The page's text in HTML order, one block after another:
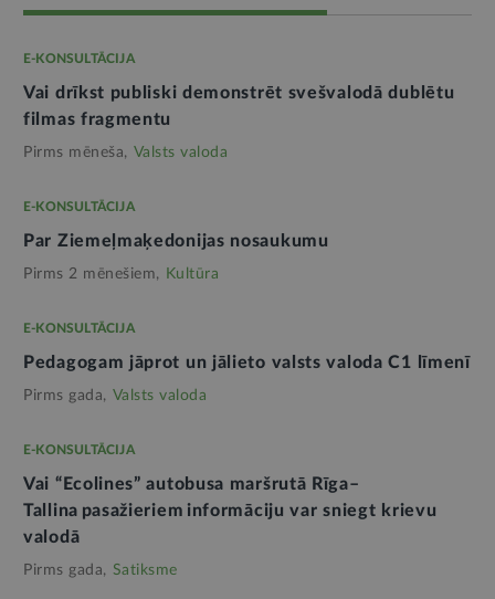
E-KONSULTĀCIJA
Vai drīkst publiski demonstrēt svešvalodā dublētu
filmas fragmentu
Pirms mēneša, Valsts valoda
E-KONSULTĀCIJA
Par Ziemeļmaķedonijas nosaukumu
Pirms 2 mēnešiem, Kultūra
E-KONSULTĀCIJA
Pedagogam jāprot un jālieto valsts valoda C1 līmenī
Pirms gada, Valsts valoda
E-KONSULTĀCIJA
Vai “Ecolines” autobusa maršrutā Rīga–
Tallina pasažieriem informāciju var sniegt krievu
valodā
Pirms gada, Satiksme